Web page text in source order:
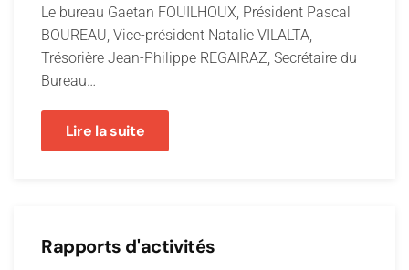
Le bureau Gaetan FOUILHOUX, Président Pascal
BOUREAU, Vice-président Natalie VILALTA,
Trésorière Jean-Philippe REGAIRAZ, Secrétaire du
Bureau…
Lire la suite
Rapports d'activités